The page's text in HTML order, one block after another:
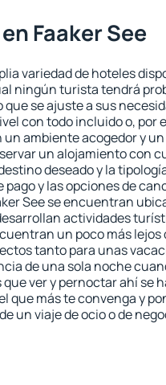
Faaker See
variedad de hoteles
ningún turista tendrá
se ajuste a sus
con todo incluido o, por
ambiente acogedor y
un alojamiento con
deseado y la
pago y las opciones de
See se encuentran
actividades
un poco más lejos
tanto para unas
de una sola noche
ver y pernoctar ahí se
que más te convenga y
un viaje de ocio o de